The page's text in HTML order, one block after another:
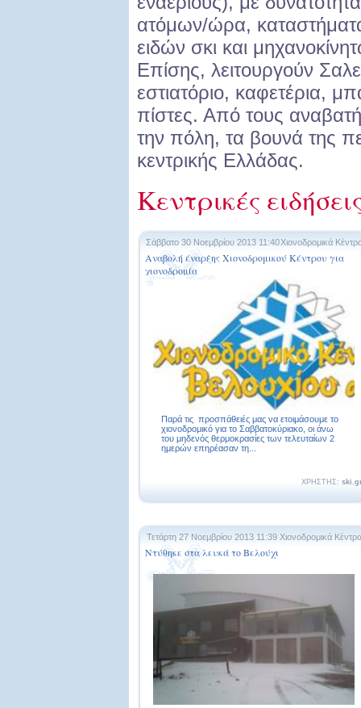
ατόμων/ώρα,
ειδών σκι και
Επίσης, λειτουργούν
εστιατόριο, καφετέρια,
πίστες. Από τους
την πόλη, τα βουνά της
κεντρικής Ελλάδας.
Κεντρικές
Σάββατο 30 Νοεμβρίου 2013 11:40Χιονοδρομικά
Αναβολή έναρξης Χιονοδρομικού Κέντρου για
χιονοδρομία
Παρά τις προσπάθειές μας να ετοιμάσουμε το
χιονοδρομικό για το Σαββατοκύριακο, οι άνω
του μηδενός θερμοκρασίες των τελευταίων 2
ημερών επηρέασαν τη...
ΧΡΗΣΤΗΣ:
Τετάρτη 27 Νοεμβρίου 2013 11:39 Χιονοδρομικά Κέντρα
Ντύθηκε στα λευκά το Βελούχι